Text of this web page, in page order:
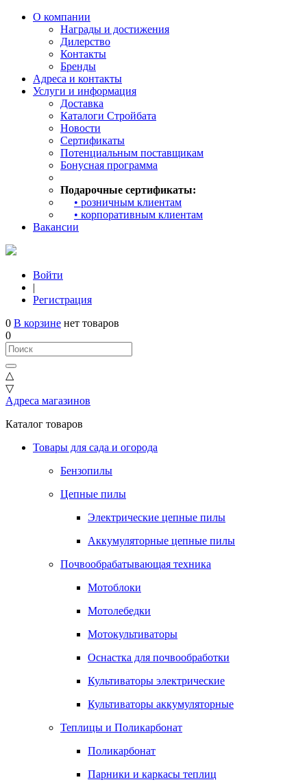
О компании
Награды и достижения
Дилерство
Контакты
Бренды
Адреса и контакты
Услуги и информация
Доставка
Каталоги Стройбата
Новости
Сертификаты
Потенциальным поставщикам
Бонусная программа
Подарочные сертификаты:
• розничным клиентам
• корпоративным клиентам
Вакансии
Войти
|
Регистрация
0 В корзине нет товаров
0
△
▽
Адреса магазинов
Каталог товаров
Товары для сада и огорода
Бензопилы
Цепные пилы
Электрические цепные пилы
Аккумуляторные цепные пилы
Почвообрабатывающая техника
Мотоблоки
Мотолебедки
Мотокультиваторы
Оснастка для почвообработки
Культиваторы электрические
Культиваторы аккумуляторные
Теплицы и Поликарбонат
Поликарбонат
Парники и каркасы теплиц